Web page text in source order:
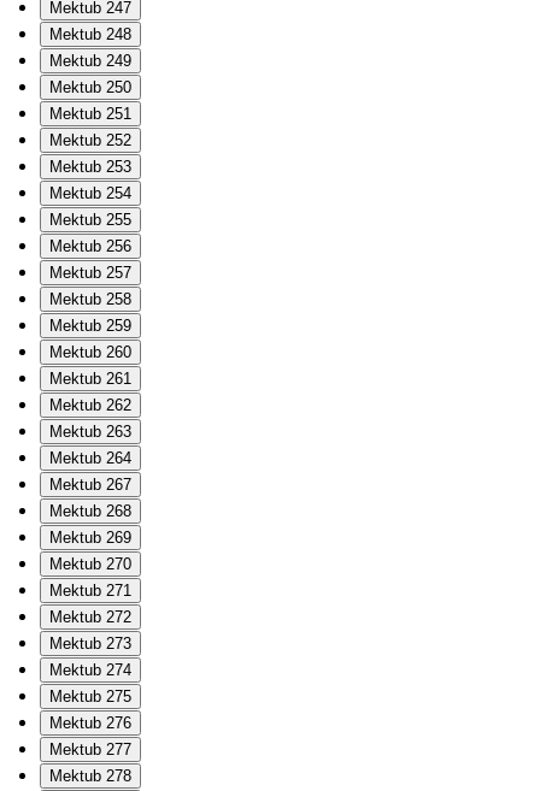
Mektub 247
Mektub 248
Mektub 249
Mektub 250
Mektub 251
Mektub 252
Mektub 253
Mektub 254
Mektub 255
Mektub 256
Mektub 257
Mektub 258
Mektub 259
Mektub 260
Mektub 261
Mektub 262
Mektub 263
Mektub 264
Mektub 267
Mektub 268
Mektub 269
Mektub 270
Mektub 271
Mektub 272
Mektub 273
Mektub 274
Mektub 275
Mektub 276
Mektub 277
Mektub 278